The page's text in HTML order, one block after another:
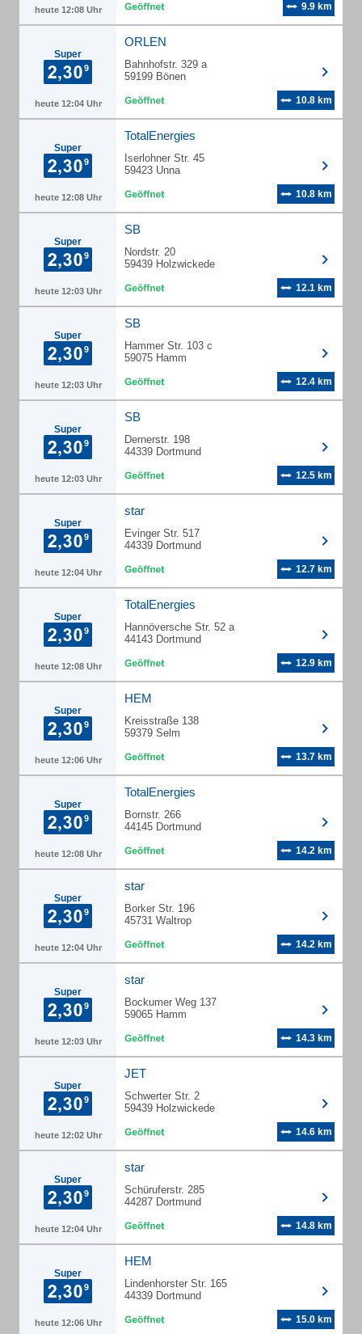
heute 12:08 Uhr 9.9 km
Super
heute 12:04 Uhr
ORLEN
Bahnhofstr. 329 a
59199 Bönen
10.8 km
Super
heute 12:08 Uhr
TotalEnergies
Iserlohner Str. 45
59423 Unna
10.8 km
Super
heute 12:03 Uhr
SB
Nordstr. 20
59439 Holzwickede
12.1 km
Super
heute 12:03 Uhr
SB
Hammer Str. 103 c
59075 Hamm
12.4 km
Super
heute 12:03 Uhr
SB
Dernerstr. 198
44339 Dortmund
12.5 km
Super
heute 12:04 Uhr
star
Evinger Str. 517
44339 Dortmund
12.7 km
Super
heute 12:08 Uhr
TotalEnergies
Hannöversche Str. 52 a
44143 Dortmund
12.9 km
Super
heute 12:06 Uhr
HEM
Kreisstraße 138
59379 Selm
13.7 km
Super
heute 12:08 Uhr
TotalEnergies
Bornstr. 266
44145 Dortmund
14.2 km
Super
heute 12:04 Uhr
star
Borker Str. 196
45731 Waltrop
14.2 km
Super
heute 12:03 Uhr
star
Bockumer Weg 137
59065 Hamm
14.3 km
Super
heute 12:02 Uhr
JET
Schwerter Str. 2
59439 Holzwickede
14.6 km
Super
heute 12:04 Uhr
star
Schüruferstr. 285
44287 Dortmund
14.8 km
Super
heute 12:06 Uhr
HEM
Lindenhorster Str. 165
44339 Dortmund
15.0 km